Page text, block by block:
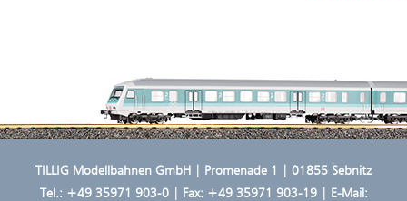
TILLIG Modellbahnen GmbH | Promenade 1 | 01855 Sebnitz
Tel.: +49 35971 903-0| Fax: +49 35971 903-19 | E-Mail: